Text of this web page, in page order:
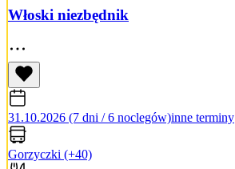
Włoski niezbędnik
31.10.2026 (7 dni / 6 noclegów)inne terminy
Gorzyczki (+40)